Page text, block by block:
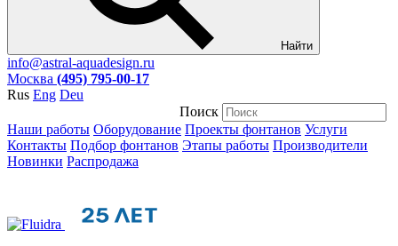
Найти
info@astral-aquadesign.ru
Москва (495) 795-00-17
Rus Eng Deu
Поиск
Наши работы Оборудование Проекты фонтанов Услуги
Контакты Подбор фонтанов Этапы работы Производители
Новинки Распродажа